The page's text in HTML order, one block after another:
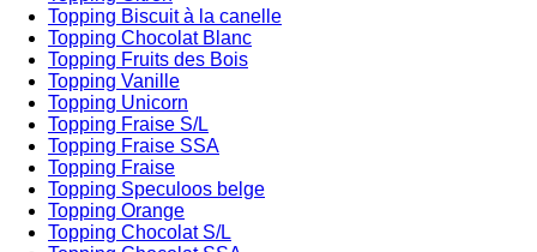
Topping Biscuit à la canelle
Topping Chocolat Blanc
Topping Fruits des Bois
Topping Vanille
Topping Unicorn
Topping Fraise S/L
Topping Fraise SSA
Topping Fraise
Topping Speculoos belge
Topping Orange
Topping Chocolat S/L